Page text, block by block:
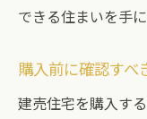
専門家イ
びのヒント
購入者の
できる住まいを手
購入前に確認すべ
建売住宅を購入す